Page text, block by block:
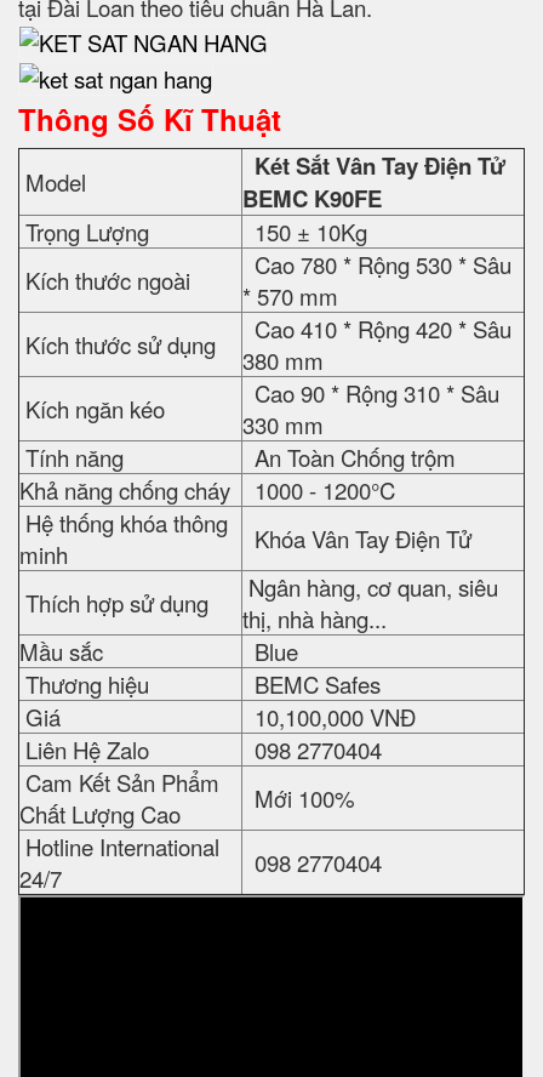
tại Đài Loan theo tiêu chuẩn Hà Lan.
Thông Số Kĩ Thuật
Model
Két Sắt Vân Tay Điện Tử
BEMC K90FE
Trọng Lượng
150 ± 10Kg
Kích thước ngoài
Cao 780 * Rộng 530 * Sâu
* 570 mm
Kích thước sử dụng
Cao 410 * Rộng 420 * Sâu
380 mm
Kích ngăn kéo
Cao 90 * Rộng 310 * Sâu
330 mm
Tính năng
An Toàn Chống trộm
Khả năng chống cháy
1000 - 1200°C
Hệ thống khóa thông
minh
Khóa Vân Tay Điện Tử
Thích hợp sử dụng
Ngân hàng, cơ quan, siêu
thị, nhà hàng...
Mầu sắc
Blue
Thương hiệu
BEMC Safes
Giá
10,100,000 VNĐ
Liên Hệ Zalo
098 2770404
Cam Kết Sản Phẩm
Chất Lượng Cao
Mới 100%
Hotline International
24/7
098 2770404